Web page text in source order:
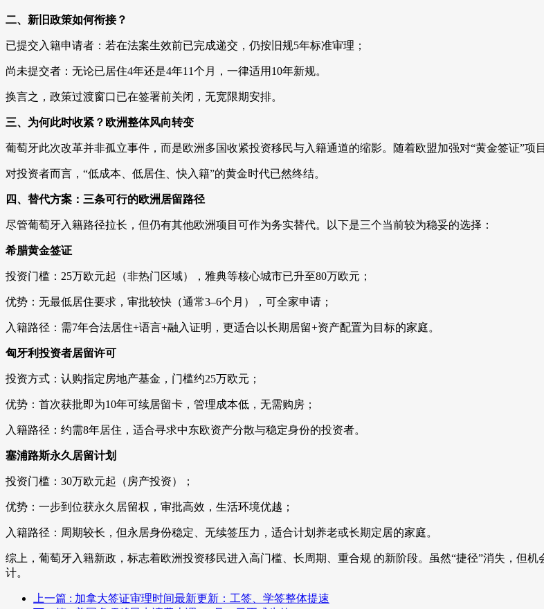
二、新旧政策如何衔接？
已提交入籍申请者：若在法案生效前已完成递交，仍按旧规5年标准审理；
尚未提交者：无论已居住4年还是4年11个月，一律适用10年新规。
换言之，政策过渡窗口已在签署前关闭，无宽限期安排。
三、为何此时收紧？欧洲整体风向转变
葡萄牙此次改革并非孤立事件，而是欧洲多国收紧投资移民与入籍通道的缩影。随着欧盟加强对“黄金签证”项
对投资者而言，“低成本、低居住、快入籍”的黄金时代已然终结。
四、替代方案：三条可行的欧洲居留路径
尽管葡萄牙入籍路径拉长，但仍有其他欧洲项目可作为务实替代。以下是三个当前较为稳妥的选择：
希腊黄金签证
投资门槛：25万欧元起（非热门区域），雅典等核心城市已升至80万欧元；
优势：无最低居住要求，审批较快（通常3–6个月），可全家申请；
入籍路径：需7年合法居住+语言+融入证明，更适合以长期居留+资产配置为目标的家庭。
匈牙利投资者居留许可
投资方式：认购指定房地产基金，门槛约25万欧元；
优势：首次获批即为10年可续居留卡，管理成本低，无需购房；
入籍路径：约需8年居住，适合寻求中东欧资产分散与稳定身份的投资者。
塞浦路斯永久居留计划
投资门槛：30万欧元起（房产投资）；
优势：一步到位获永久居留权，审批高效，生活环境优越；
入籍路径：周期较长，但永居身份稳定、无续签压力，适合计划养老或长期定居的家庭。
综上，葡萄牙入籍新政，标志着欧洲投资移民进入高门槛、长周期、重合规 的新阶段。虽然“捷径”消失，但
计。
上一篇 : 加拿大签证审理时间最新更新：工签、学签整体提速